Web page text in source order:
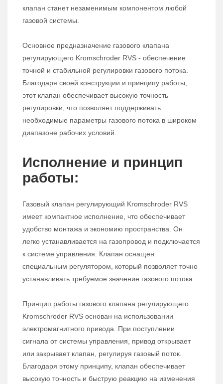
клапан станет незаменимым компонентом любой
газовой системы.
Основное предназначение газового клапана
регулирующего Kromschroder RVS - обеспечение
точной и стабильной регулировки газового потока.
Благодаря своей конструкции и принципу работы,
этот клапан обеспечивает высокую точность
регулировки, что позволяет поддерживать
необходимые параметры газового потока в широком
диапазоне рабочих условий.
Исполнение и принцип
работы:
Газовый клапан регулирующий Kromschroder RVS
имеет компактное исполнение, что обеспечивает
удобство монтажа и экономию пространства. Он
легко устанавливается на газопровод и подключается
к системе управления. Клапан оснащен
специальным регулятором, который позволяет точно
устанавливать требуемое значение газового потока.
Принцип работы газового клапана регулирующего
Kromschroder RVS основан на использовании
электромагнитного привода. При поступлении
сигнала от системы управления, привод открывает
или закрывает клапан, регулируя газовый поток.
Благодаря этому принципу, клапан обеспечивает
высокую точность и быструю реакцию на изменения